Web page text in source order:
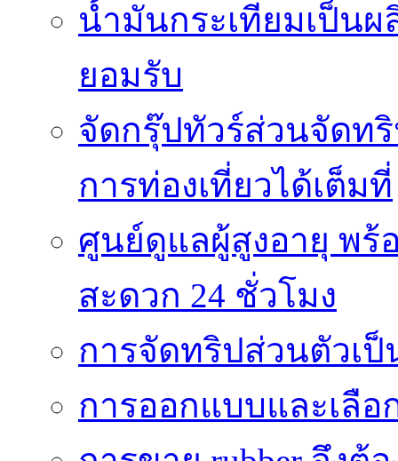
น้ำมันกระเทียมเป็น
ยอมรับ
จัดกรุ๊ปทัวร์ส่วนจัดท
การท่องเที่ยวได้เต็มที่
ศูนย์ดูแลผู้สูงอายุ พร้
สะดวก 24 ชั่วโมง
การจัดทริปส่วนตัวเ
การออกแบบและเลือ